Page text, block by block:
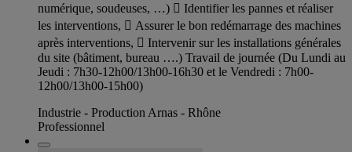
numérique, soudeuses, …)  Identifier les pannes et réaliser
les interventions,  Assurer le bon redémarrage des machines
après interventions,  Intervenir sur les installations générales
du site (bâtiment, bureau ….) Travail de journée (Du Lundi au
Jeudi : 7h30-12h00/13h00-16h30 et le Vendredi : 7h00-
12h00/13h00-15h00)
Industrie - Production Arnas - Rhône
Professionnel